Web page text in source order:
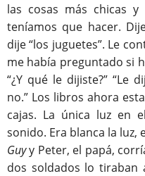
las cosas más chicas
teníamos que hacer.
dije “los juguetes”. Le
me había preguntado si
“¿Y qué le dijiste?” “Le
no.” Los libros ahora
cajas. La única luz en
sonido. Era blanca la luz,
Guyy Peter, el papá,
dos soldados lo tiraban